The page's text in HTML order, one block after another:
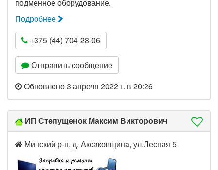
подменное оборудование.
Подробнее
+375 (44) 704-28-06
Отправить сообщение
Обновлено 3 апреля 2022 г. в 20:26
ИП Степущенок Максим Викторович
Минский р-н, д. Аксаковщина, ул.Лесная 5